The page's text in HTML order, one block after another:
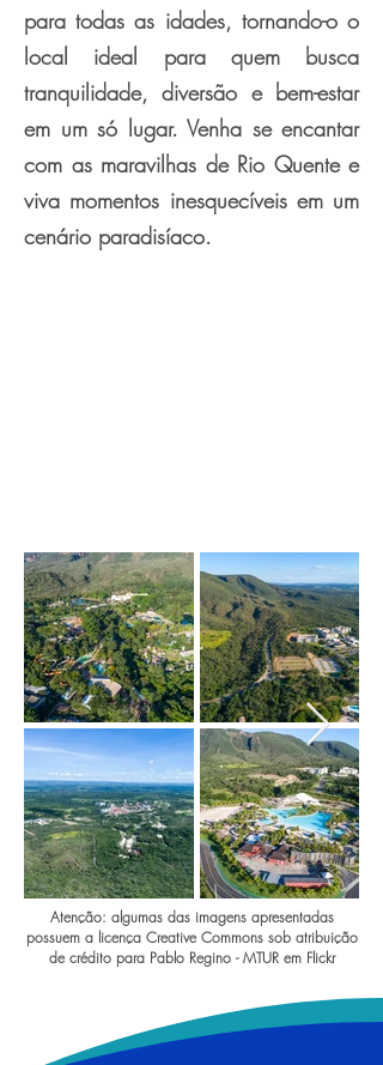
para todas as idades, tornando-o o
local ideal para quem busca
tranquilidade, diversão e bem-estar
em um só lugar. Venha se encantar
com as maravilhas de Rio Quente e
viva momentos inesquecíveis em um
cenário paradisíaco.
Atenção: algumas das imagens apresentadas
possuem a licença Creative Commons sob atribuição
de crédito para Pablo Regino - MTUR em Flickr